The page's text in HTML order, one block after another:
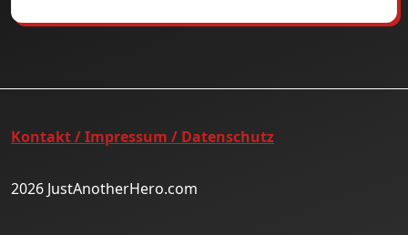
Kontakt / Impressum / Datenschutz
2026 JustAnotherHero.com